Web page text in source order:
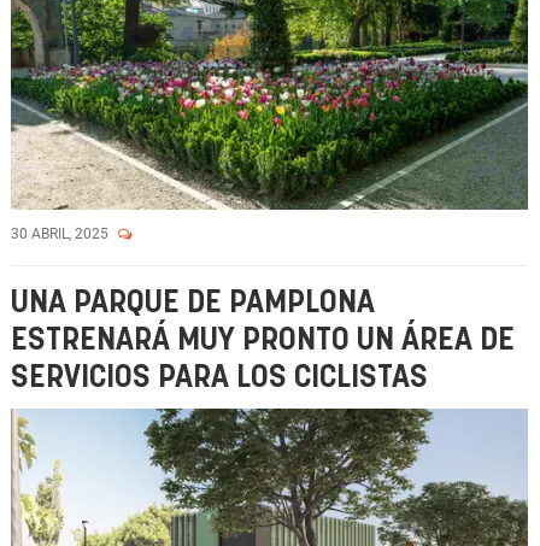
30 ABRIL, 2025
UNA PARQUE DE PAMPLONA
ESTRENARÁ MUY PRONTO UN ÁREA DE
SERVICIOS PARA LOS CICLISTAS